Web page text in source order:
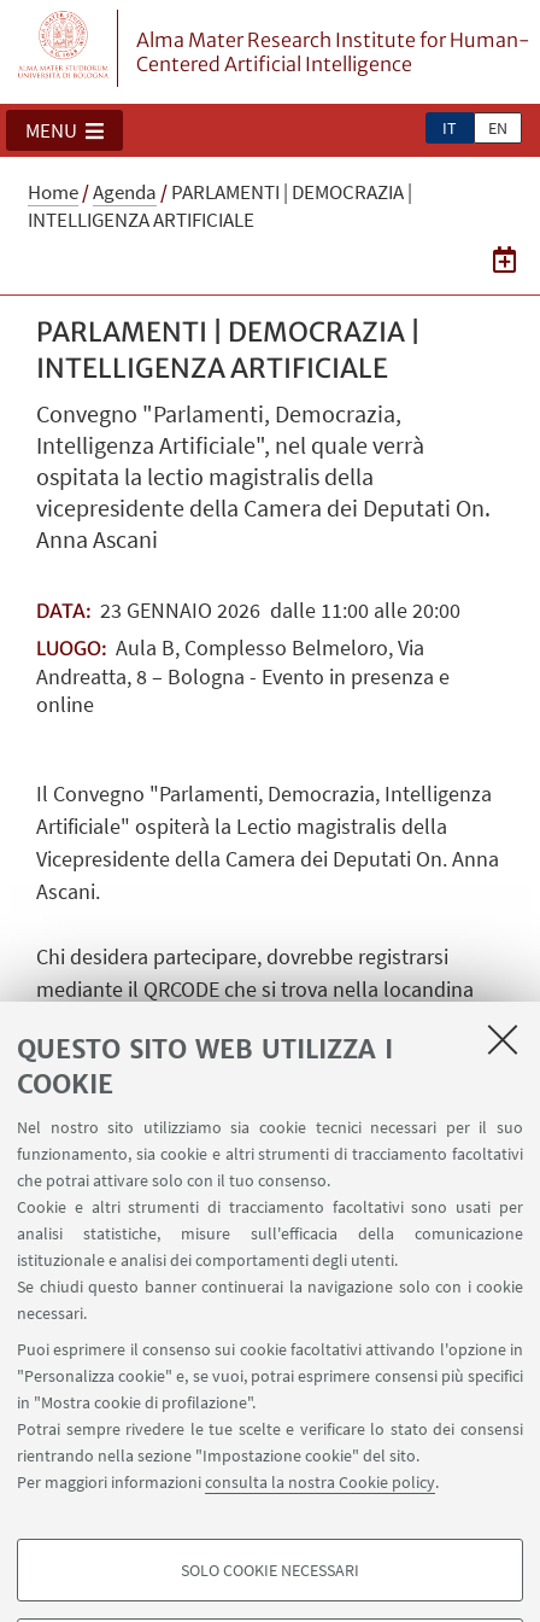
QUESTO SITO WEB UTILIZZA I
COOKIE
Nel nostro sito utilizziamo sia cookie tecnici necessari per il suo
funzionamento, sia cookie e altri strumenti di tracciamento facoltativi
che potrai attivare solo con il tuo consenso.
Cookie e altri strumenti di tracciamento facoltativi sono usati per
analisi statistiche, misure sull'efficacia della comunicazione
istituzionale e analisi dei comportamenti degli utenti.
Se chiudi questo banner continuerai la navigazione solo con i cookie
necessari.
Puoi esprimere il consenso sui cookie facoltativi attivando l'opzione in
"Personalizza cookie" e, se vuoi, potrai esprimere consensi più specifici
in "Mostra cookie di profilazione".
Potrai sempre rivedere le tue scelte e verificare lo stato dei consensi
rientrando nella sezione "Impostazione cookie" del sito.
Per maggiori informazioniconsulta la nostra Cookie policy.
COOKIE DI PROFILAZIONE - FACOLTATIVI
SOLO COOKIE NECESSARI
Alma Mater Research Institute for Human-
Centered Artificial Intelligence
IT EN
MENU
Home/Agenda /PARLAMENTI | DEMOCRAZIA |
INTELLIGENZA ARTIFICIALE
PARLAMENTI | DEMOCRAZIA |
INTELLIGENZA ARTIFICIALE
Convegno "Parlamenti, Democrazia,
Intelligenza Artificiale", nel quale verrà
ospitata la lectio magistralis della
vicepresidente della Camera dei Deputati On.
Anna Ascani
DATA: 23 GENNAIO 2026dalle 11:00 alle 20:00
LUOGO: Aula B, Complesso Belmeloro, Via
Andreatta, 8 – Bologna - Evento in presenza e
online
Il Convegno "Parlamenti, Democrazia, Intelligenza
Artificiale" ospiterà la Lectio magistralis della
Vicepresidente della Camera dei Deputati On. Anna
Ascani.
Chi desidera partecipare, dovrebbe registrarsi
mediante il QRCODE che si trova nella locandina
PARLAMENTI, DEMOCRAZIA, INTELLIGENZA
ARTIFICIALE – Compila modulo
oppure inviando un'email al dott. Salvatore
Sapienzasalvatore.sapienza@unibo.it
IN EVIDENZA
Il programma contiene il QR Code per iscriversi
Seguici su: